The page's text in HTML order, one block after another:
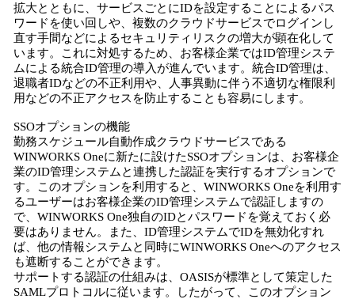
拡大とともに、サービスごとにIDを設定することによるパス
ワードを使い回しや、複数のクラウドサービスでログインし
直す手間などによるセキュリティリスクの増大が顕在化して
います。これに対処するため、お客様企業ではID管理システ
ムによる統合ID管理の導入が進んでいます。統合ID管理は、
退職者IDなどの不正利用や、人事異動に伴う不適切な権限利
用などの不正アクセスを防止することも容易にします。
SSOオプションの機能
勤務スケジュール自動作成クラウドサービスである
WINWORKS Oneに新たに設けたSSOオプションは、お客様企
業のID管理システムと連携した認証を実行するオプションで
す。このオプションを利用すると、WINWORKS Oneを利用す
るユーザーはお客様企業のID管理システムで認証しますの
で、WINWORKS One独自のIDとパスワードを覚えておく必
要はありません。また、ID管理システムでIDを無効化すれ
ば、他の情報システムと同時にWINWORKS Oneへのアクセス
も遮断することができます。
サポートする認証の仕組みは、OASISが標準として策定した
SAMLプロトコルに従います。したがって、このオプション